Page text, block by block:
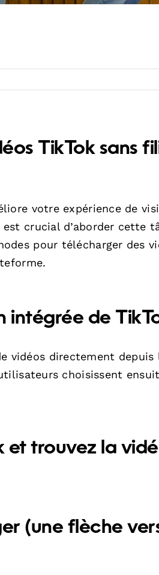
TikTok sans
votre expérience de
crucial d’aborder cette
pour télécharger des
intégrée de
vidéos directement depuis
choisissent
et trouvez la
(une flèche